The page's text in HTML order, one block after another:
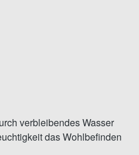
verbleibendes Wasser
das Wohlbefinden